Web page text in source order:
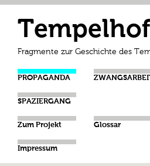
Fragmente zur Geschichte des
PROPAGANDA
SPAZIERGANG
Zum Projekt Glossar
Impressum